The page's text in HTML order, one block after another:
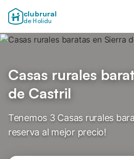
clubrural
de Holidu
Casas rurales
de Castril
Tenemos 3 Casas rurales
reserva al mejor precio!